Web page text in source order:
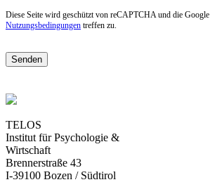
Diese Seite wird geschützt von reCAPTCHA und die Google
Nutzungsbedingungen treffen zu.
TELOS
Institut für Psychologie &
Wirtschaft
Brennerstraße 43
I-39100 Bozen / Südtirol